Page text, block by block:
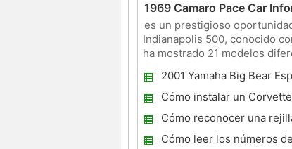
1969 Camaro Pace Car
es un prestigioso
Indianapolis 500, conocido
ha mostrado 21 modelos
2001 Yamaha Big Bear
Cómo instalar un
de combustible
Cómo reconocer una
clásicos
Cómo leer los números